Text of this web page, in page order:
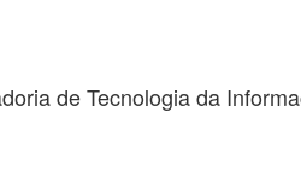
de Tecnologia da